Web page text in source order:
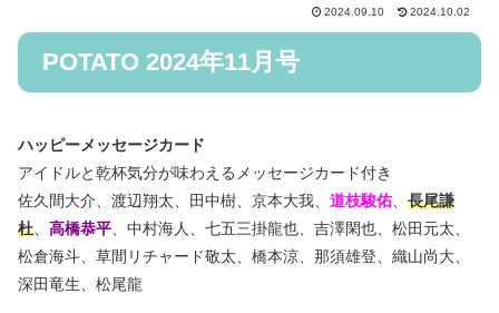
2024.09.10 2024.10.02
POTATO 2024年11月号
ハッピーメッセージカード
アイドルと乾杯気分が味わえるメッセージカード付き
佐久間大介、渡辺翔太、田中樹、京本大我、 道枝駿佑、 長尾謙
杜、 高橋恭平、中村海人、七五三掛龍也、吉澤閑也、松田元太、
松倉海斗、草間リチャード敬太、橋本涼、那須雄登、織山尚大、
深田竜生、松尾龍